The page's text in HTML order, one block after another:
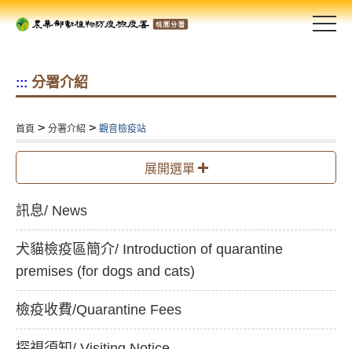
跳
::: 分署介紹
首頁 > 分署介紹 > 觀音檢疫站
展開選單
訊息/ News
犬貓檢疫區簡介/ Introduction of quarantine
premises (for dogs and cats)
檢疫收費/Quarantine Fees